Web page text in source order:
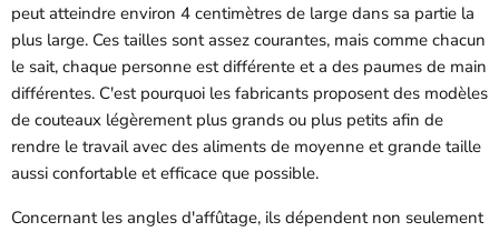
peut atteindre environ 4 centimètres de large dans sa partie la
plus large. Ces tailles sont assez courantes, mais comme chacun
le sait, chaque personne est différente et a des paumes de main
différentes. C'est pourquoi les fabricants proposent des modèles
de couteaux légèrement plus grands ou plus petits afin de
rendre le travail avec des aliments de moyenne et grande taille
aussi confortable et efficace que possible.
Concernant les angles d'affûtage, ils dépendent non seulement